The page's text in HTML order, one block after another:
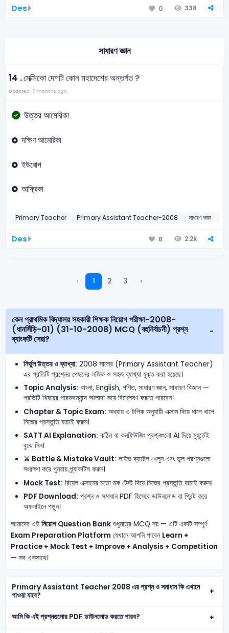
Des 0 338
সাধারণ জ্ঞান
14 .মেক্সিকো দেশটি কোন মহাদেশের অন্তর্গত ?
Updated: 7 months ago
উত্তর আমেরিকা
দক্ষিণ আমেরিকা
ইউরোপ
আফ্রিকা
Primary Teacher Primary Assistant Teacher-2008 সাধারণ জ্ঞান
Des 8 2.2k
‹ 1 2 3 ›
কেন প্রাথমিক বিদ্যালয় সহকারী শিক্ষক নিয়োগ পরীক্ষা-2008-
(ধানসিঁড়ি-01) (31-10-2008) MCQ (বহুনির্বাচনী) প্রশ্ন
ব্যাংকটি সেরা?
নির্ভুল উত্তর ও ব্যাখ্যা: 2008 সালের (Primary Assistant Teacher)
এর প্রতিটি প্রশ্নের পেছনের লজিক ও সহজ ব্যাখ্যা যুক্ত করা হয়েছে।
Topic Analysis: বাংলা, English, গণিত, সাধারণ জ্ঞান, সাধারণ বিজ্ঞান —
প্রতিটি বিষয়ের পারফরম্যান্স আলাদা করে বিশ্লেষণ করতে পারবেন।
Chapter & Topic Exam: অধ্যায় ও টপিক অনুযায়ী এক্সাম দিয়ে ধাপে ধাপে
নিজের প্রস্তুতি যাচাই করুন।
SATT AI Explanation: কঠিন বা কনফিউজিং প্রশ্নগুলো AI দিয়ে মুহূর্তেই
বুঝে নিন।
⚔️ Battle & Mistake Vault: লাইভ ব্যাটেল খেলুন এবং ভুল প্রশ্নগুলো
সংরক্ষণ করে পুনরায় প্র্যাকটিস করুন।
Mock Test: রিয়েল এক্সামের মতো মক টেস্ট দিয়ে নিজের প্রস্তুতি যাচাই করুন।
PDF Download: প্রশ্ন ও সমাধান PDF হিসেবে ডাউনলোড বা প্রিন্ট করে
অফলাইনে পড়ুন।
আমাদের এই নিয়োগ Question Bankশুধুমাত্র MCQ নয় — এটি একটি সম্পূর্ণ
Exam Preparation Platform যেখানে আপনি পাবেন Learn +
Practice + Mock Test + Improve + Analysis + Competition
— সব একসাথে।
Primary Assistant Teacher 2008 এর প্রশ্ন ও সমাধান কি এখানে
পাওয়া যাবে?
আমি কি এই প্রশ্নগুলোর PDF ডাউনলোড করতে পারব?